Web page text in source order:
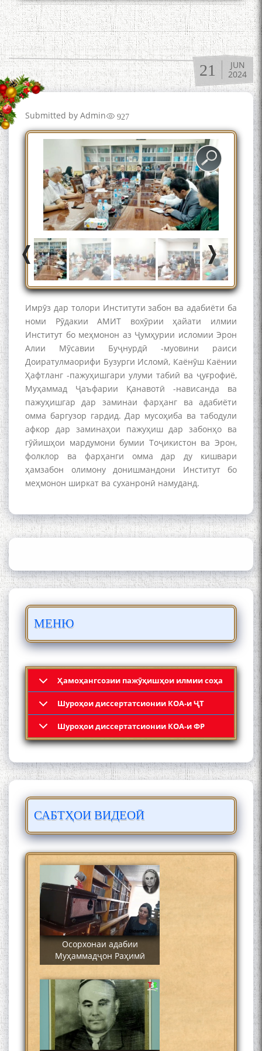
21
JUN
2024
Submitted by Admin 927
Имрӯз дар толори Институти забон ва адабиёти ба
номи Рӯдакии АМИТ вохӯрии ҳайати илмии
Институт бо меҳмонон аз Ҷумҳурии исломии Эрон
Алии Мӯсавии Буҷнурдӣ -муовини раиси
Доиратулмаорифи Бузурги Исломӣ, Каёнӯш Каёнии
Ҳафтланг -пажуҳишгари улуми табиӣ ва ҷуғрофиё,
Муҳаммад Ҷаъфарии Қанавотӣ -нависанда ва
пажуҳишгар дар заминаи фарҳанг ва адабиёти
омма баргузор гардид. Дар мусоҳиба ва табодули
афкор дар заминаҳои пажуҳиш дар забонҳо ва
гӯйишҳои мардумони бумии Тоҷикистон ва Эрон,
фолклор ва фарҳанги омма дар ду кишвари
ҳамзабон олимону донишмандони Институт бо
меҳмонон ширкат ва суханронӣ намуданд.
МЕНЮ
Ҳамоҳангсозии пажӯҳишҳои илмии соҳа
Шyроҳои диссертатсионии КОА-и ҶТ
Шyроҳои диссертатсионии КОА-и ФР
САБТҲОИ ВИДЕОӢ
به عبارت دیگر: گفتگو با مومن
قناعت Mumin Qanoat
Сухбати навқаламон бо
Муъмин Қаноат\Meeting of
young talents with Mumyin
Kanoat
The Persian Gulf Beautiful
poetry from Устод Мумин
Қаноат (Ustod Mumin Qanoat)
and Master Mehryar
Mehrafarin about the conflict
of the name of the Persian
Gulf
Сайри Дарвоз бо Мӯъмин
Қаноат: Чанор ҳам "гап"
мезанад
ШАРҲИ МУЛОҚОТ БО АҲЛИ
АКАДЕМИЯИ МИЛЛИИ
ИЛМҲОИ ТОҶИКИСТОН
БО 4 000 000 СОМОНӢ
МӮЪМИН ҚАНОАТ СОХТА
Кадамчо Худои Шарифзода
Сайре дар Осорхона
Муҳаммадҷон Раҳимӣ
Осорхонаи адабии
Муҳаммадҷон Раҳимӣ